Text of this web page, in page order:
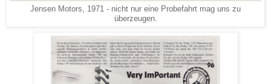
Jensen Motors, 1971 - nicht nur eine Probefahrt mag uns zu
überzeugen.